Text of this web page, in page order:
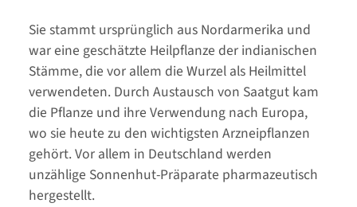
Sie stammt ursprünglich aus Nordarmerika und
war eine geschätzte Heilpflanze der indianischen
Stämme, die vor allem die Wurzel als Heilmittel
verwendeten. Durch Austausch von Saatgut kam
die Pflanze und ihre Verwendung nach Europa,
wo sie heute zu den wichtigsten Arzneipflanzen
gehört. Vor allem in Deutschland werden
unzählige Sonnenhut-Präparate pharmazeutisch
hergestellt.